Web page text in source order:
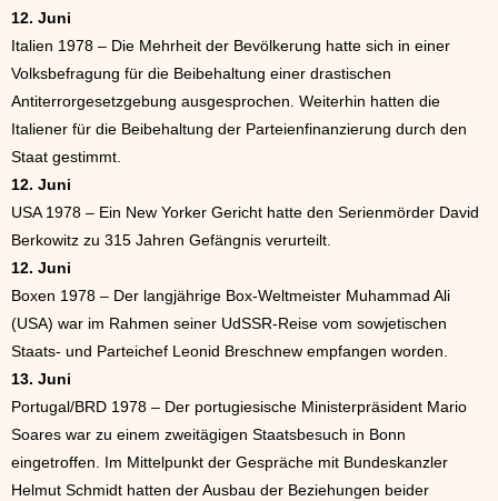
12. Juni
Italien 1978 – Die Mehrheit der Bevölkerung hatte sich in einer
Volksbefragung für die Beibehaltung einer drastischen
Antiterrorgesetzgebung ausgesprochen. Weiterhin hatten die
Italiener für die Beibehaltung der Parteienfinanzierung durch den
Staat gestimmt.
12. Juni
USA 1978 – Ein New Yorker Gericht hatte den Serienmörder David
Berkowitz zu 315 Jahren Gefängnis verurteilt.
12. Juni
Boxen 1978 – Der langjährige Box-Weltmeister Muhammad Ali
(USA) war im Rahmen seiner UdSSR-Reise vom sowjetischen
Staats- und Parteichef Leonid Breschnew empfangen worden.
13. Juni
Portugal/BRD 1978 – Der portugiesische Ministerpräsident Mario
Soares war zu einem zweitägigen Staatsbesuch in Bonn
eingetroffen. Im Mittelpunkt der Gespräche mit Bundeskanzler
Helmut Schmidt hatten der Ausbau der Beziehungen beider